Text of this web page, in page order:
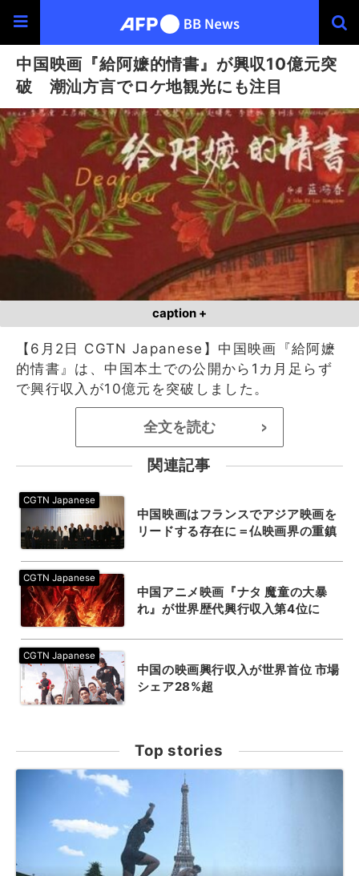
中国映画『給阿嬷的情書』が興収10億元突
破 潮汕方言でロケ地観光にも注目
caption +
【6月2日 CGTN Japanese】中国映画『給阿嬷
的情書』は、中国本土での公開から1カ月足らず
で興行収入が10億元を突破しました。
全文を読む >
関連記事
中国映画はフランスでアジア映画を
リードする存在に＝仏映画界の重鎮
中国アニメ映画『ナタ 魔童の大暴
れ』が世界歴代興行収入第4位に
中国の映画興行収入が世界首位 市場
シェア28%超
Top stories